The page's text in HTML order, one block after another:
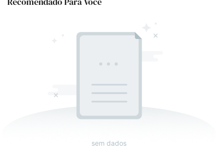
sem dados